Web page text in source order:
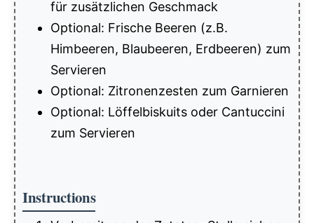
für zusätzlichen Geschmack
Optional: Frische Beeren (z.B.
Himbeeren, Blaubeeren, Erdbeeren) zum
Servieren
Optional: Zitronenzesten zum Garnieren
Optional: Löffelbiskuits oder Cantuccini
zum Servieren
Instructions